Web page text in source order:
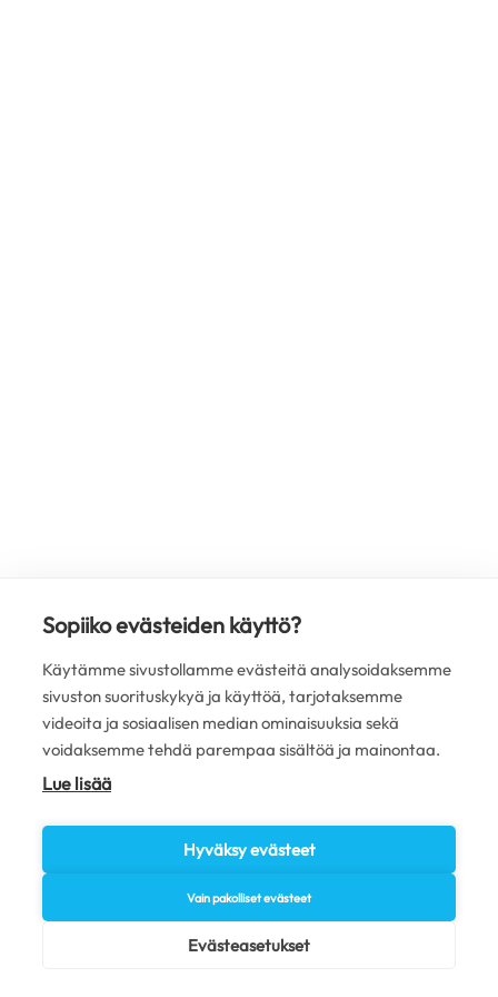
Sopiiko evästeiden käyttö?
Käytämme sivustollamme evästeitä analysoidaksemme
sivuston suorituskykyä ja käyttöä, tarjotaksemme
videoita ja sosiaalisen median ominaisuuksia sekä
voidaksemme tehdä parempaa sisältöä ja mainontaa.
Lue lisää
Hyväksy evästeet
Vain pakolliset evästeet
Evästeasetukset